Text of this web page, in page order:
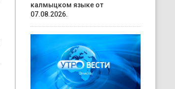
калмыцком языке от
07.08.2026.